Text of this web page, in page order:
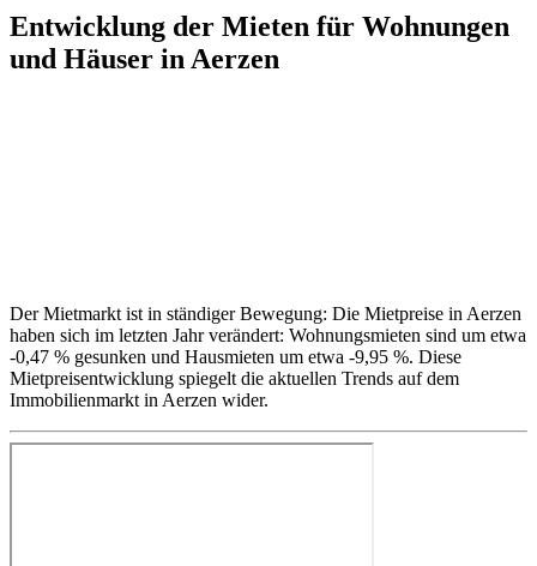
Entwicklung der Mieten für Wohnungen
und Häuser in Aerzen
Der Mietmarkt ist in ständiger Bewegung: Die Mietpreise in Aerzen
haben sich im letzten Jahr verändert: Wohnungsmieten sind um etwa
-0,47 % gesunken und Hausmieten um etwa -9,95 %. Diese
Mietpreisentwicklung spiegelt die aktuellen Trends auf dem
Immobilienmarkt in Aerzen wider.